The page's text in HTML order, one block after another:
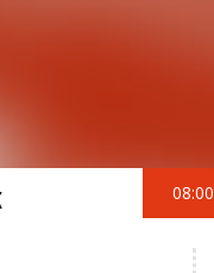
08:00